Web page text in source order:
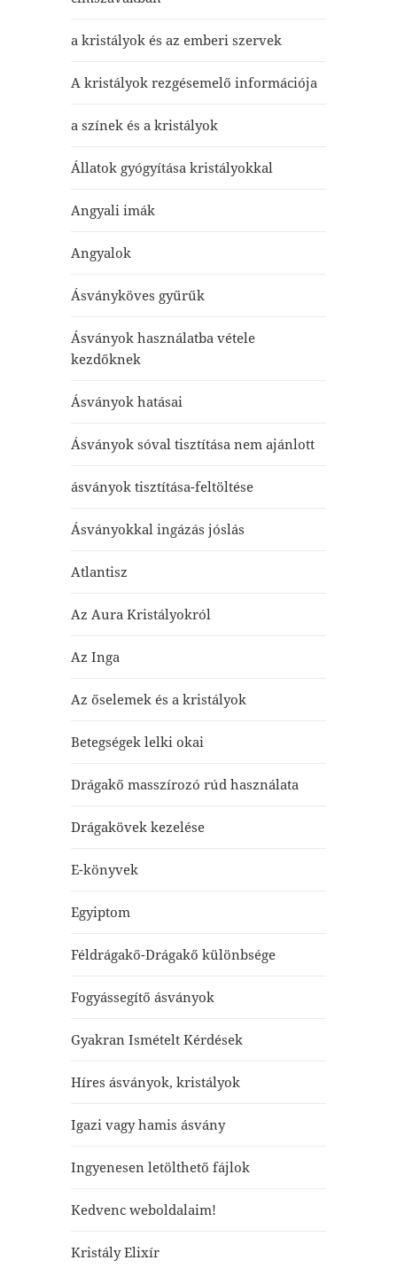
a kristályok és az emberi szervek
A kristályok rezgésemelő információja
a színek és a kristályok
Állatok gyógyítása kristályokkal
Angyali imák
Angyalok
Ásványköves gyűrűk
Ásványok használatba vétele
kezdőknek
Ásványok hatásai
Ásványok sóval tisztítása nem ajánlott
ásványok tisztítása-feltöltése
Ásványokkal ingázás jóslás
Atlantisz
Az Aura Kristályokról
Az Inga
Az őselemek és a kristályok
Betegségek lelki okai
Drágakő masszírozó rúd használata
Drágakövek kezelése
E-könyvek
Egyiptom
Féldrágakő-Drágakő különbsége
Fogyássegítő ásványok
Gyakran Ismételt Kérdések
Híres ásványok, kristályok
Igazi vagy hamis ásvány
Ingyenesen letölthető fájlok
Kedvenc weboldalaim!
Kristály Elixír